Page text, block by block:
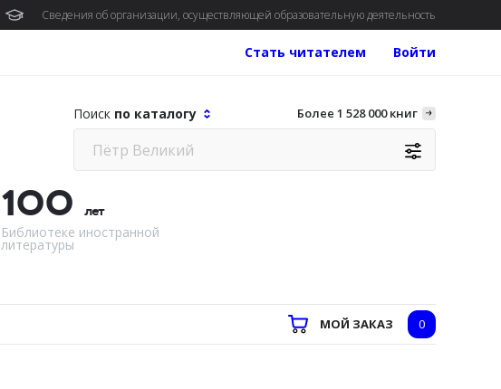
Сведения об организации, осуществляющей образовательную деятельность
Войти
Стать читателем
Поиск по каталогу Более 1 528 000 книг
100
лет
Библиотеке иностранной
литературы
МОЙ ЗАКАЗ 0